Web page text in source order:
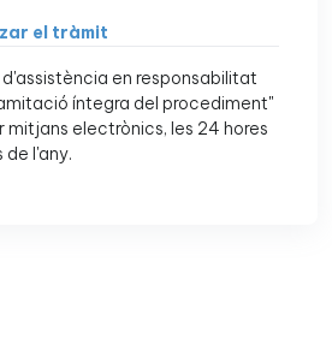
el tràmit
d'assistència en responsabilitat
íntegra del procediment"
mitjans electrònics, les 24 hores
de l'any.